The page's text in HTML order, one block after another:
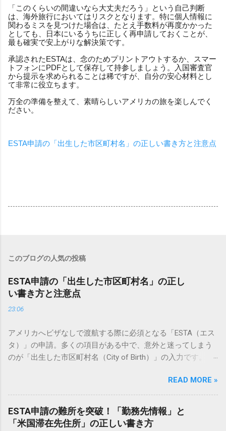
「このくらいの間違いなら大丈夫だろう」という自己判断
は、海外旅行においてはリスクとなります。特に個人情報に
関わるミスを見つけた場合は、たとえ手数料が再度かかった
としても、日本にいるうちに正しく再申請しておくことが、
最も確実で安上がりな解決策です。
承認されたESTAは、念のためプリントアウトするか、スマー
トフォンにPDFとして保存して持参しましょう。入国審査官
から提示を求められることは稀ですが、自分の安心材料とし
て非常に役立ちます。
万全の準備を整えて、素晴らしいアメリカの旅を楽しんでく
ださい。
ESTA申請の「出生した市区町村名」の正しい書き方と注意点
このブログの人気の投稿
ESTA申請の「出生した市区町村名」の正し
い書き方と注意点
23:06
アメリカへビザなしで渡航する際に必須となる「ESTA（エス
タ）」の申請。多くの項目がある中で、意外と迷ってしまう
のが「出生した市区町村名（City of Birth）」の入力です。
わっている場合は？」「英語でどう表記すべき？」など、一
見シンプルに見えて、実は正確なルールを知らないと申請ミ
スにつながる可能性もあります。 この記事では、ESTA申請に
おける「出生した市区町村名」の正しい書き方から、よくあ
READ MORE »
ESTA申請の難所を突破！「勤務先情報」と
「米国滞在先住所」の正しい書き方